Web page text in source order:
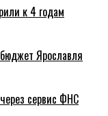
к 4 годам
Ярославля
сервис ФНС